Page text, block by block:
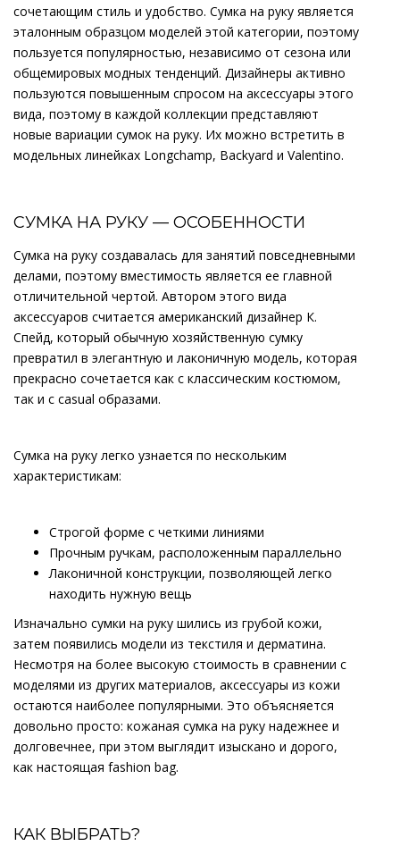
сочетающим стиль и удобство. Сумка на руку является
эталонным образцом моделей этой категории, поэтому
пользуется популярностью, независимо от сезона или
общемировых модных тенденций. Дизайнеры активно
пользуются повышенным спросом на аксессуары этого
вида, поэтому в каждой коллекции представляют
новые вариации сумок на руку. Их можно встретить в
модельных линейках Longchamp, Backyard и Valentino.
СУМКА НА РУКУ — ОСОБЕННОСТИ
Сумка на руку создавалась для занятий повседневными
делами, поэтому вместимость является ее главной
отличительной чертой. Автором этого вида
аксессуаров считается американский дизайнер К.
Спейд, который обычную хозяйственную сумку
превратил в элегантную и лаконичную модель, которая
прекрасно сочетается как с классическим костюмом,
так и с casual образами.
Сумка на руку легко узнается по нескольким
характеристикам:
Строгой форме с четкими линиями
Прочным ручкам, расположенным параллельно
Лаконичной конструкции, позволяющей легко
находить нужную вещь
Изначально сумки на руку шились из грубой кожи,
затем появились модели из текстиля и дерматина.
Несмотря на более высокую стоимость в сравнении с
моделями из других материалов, аксессуары из кожи
остаются наиболее популярными. Это объясняется
довольно просто: кожаная сумка на руку надежнее и
долговечнее, при этом выглядит изыскано и дорого,
как настоящая fashion bag.
КАК ВЫБРАТЬ?